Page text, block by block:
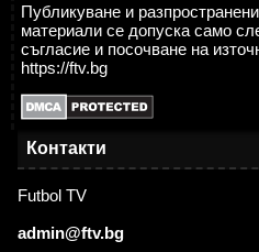
Публикуване и
материали се допуска само
съгласие и посочване на
https://ftv.bg
Контакти
Futbol TV
admin@ftv.bg